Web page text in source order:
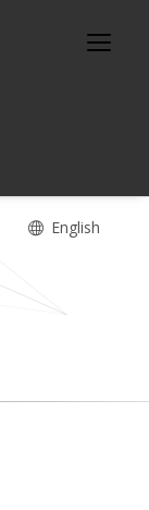
English